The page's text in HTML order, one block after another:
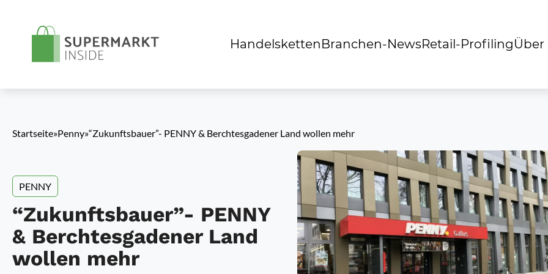
Handelsketten Branchen-NewsRetail-ProfilingÜber
Startseite»Penny»“Zukunftsbauer”- PENNY & Berchtesgadener Land wollen mehr
PENNY
“Zukunftsbauer”- PENNY
& Berchtesgadener Land
wollen mehr